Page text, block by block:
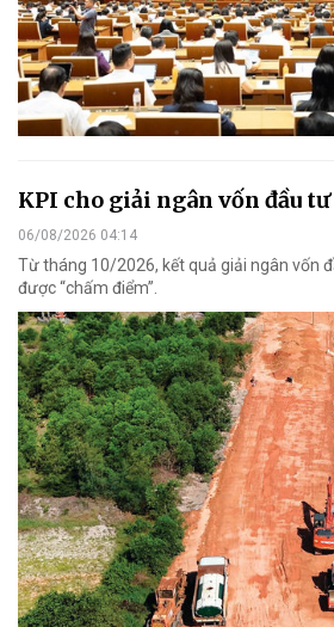
KPI cho giải ngân vốn đầu
06/08/2026 04:14
Từ tháng 10/2026, kết quả giải ngân vốn
được “chấm điểm”.